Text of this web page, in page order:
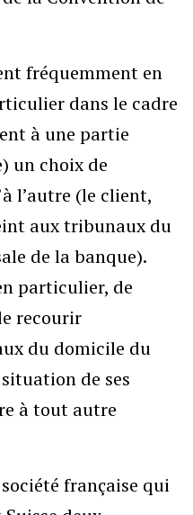
fréquemment en
dans le cadre
à une partie
un choix de
l’autre (le client,
aux tribunaux du
de la banque).
particulier, de
recourir
du domicile du
de ses
à tout autre
française qui